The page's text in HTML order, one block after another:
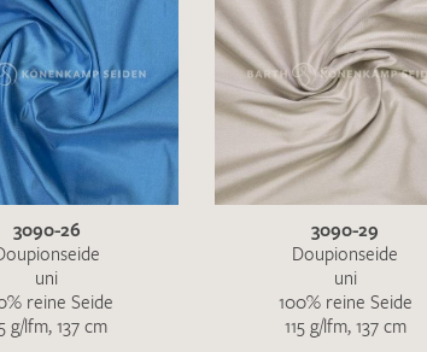
dass meine angegebenen Daten zur
3090-26
uni
reine Seide
g/lfm, 137 cm
3090-29
Doupionseide
uni
100% reine Seide
115 g/lfm, 137 cm